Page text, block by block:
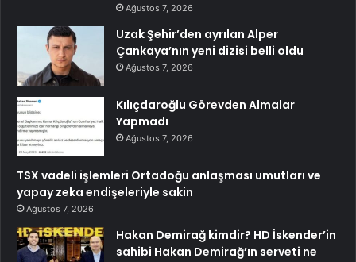
Ağustos 7, 2026
Uzak Şehir’den ayrılan Alper
Çankaya’nın yeni dizisi belli oldu
Ağustos 7, 2026
Kılıçdaroğlu Görevden Almalar
Yapmadı
Ağustos 7, 2026
TSX vadeli işlemleri Ortadoğu anlaşması umutları ve
yapay zeka endişeleriyle sakin
Ağustos 7, 2026
Hakan Demirağ kimdir? HD İskender’in
sahibi Hakan Demirağ’ın serveti ne